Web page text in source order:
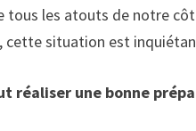
tous les atouts de notre
cette situation est
réaliser une bonne